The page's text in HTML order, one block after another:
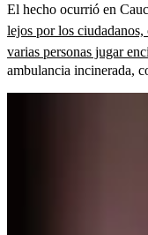
El hecho ocurrió en
lejos por los ciudadanos,
varias personas jugar
ambulancia incinerada,